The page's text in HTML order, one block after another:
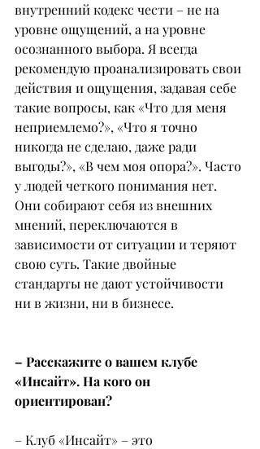
внутренний кодекс чести – не на
уровне ощущений, а на уровне
осознанного выбора. Я всегда
рекомендую проанализировать свои
действия и ощущения, задавая себе
такие вопросы, как «Что для меня
неприемлемо?», «Что я точно
никогда не сделаю, даже ради
выгоды?», «В чем моя опора?». Часто
у людей четкого понимания нет.
Они собирают себя из внешних
мнений, переключаются в
зависимости от ситуации и теряют
свою суть. Такие двойные
стандарты не дают устойчивости
ни в жизни, ни в бизнесе.
– Расскажите о вашем клубе
«Инсайт». На кого он
ориентирован?
– Клуб «Инсайт» – это